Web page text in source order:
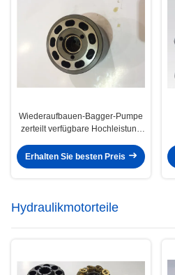
Wiederaufbauen-Bagger-Pumpe
zerteilt verfügbare Hochleistung
Erhalten Sie besten Preis
Hydraulikmotorteile